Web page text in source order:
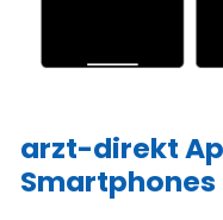
arzt-direkt
Smartphones